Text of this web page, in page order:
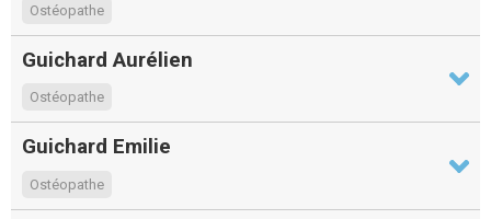
Ostéopathe
Guichard Aurélien
Ostéopathe
Guichard Emilie
Ostéopathe